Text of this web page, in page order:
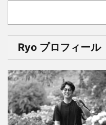
Ryo プロフィール